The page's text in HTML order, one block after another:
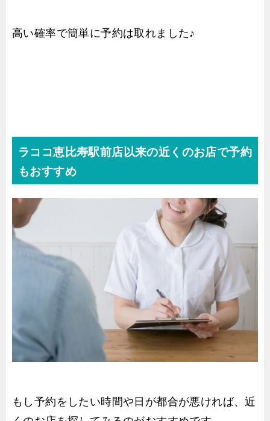
高い確率で簡単に予約は取れました♪
ラココ恵比寿駅前店以来の近くのお店で予約
もおすすめ
もし予約をしたい時間や日が都合が悪ければ、近